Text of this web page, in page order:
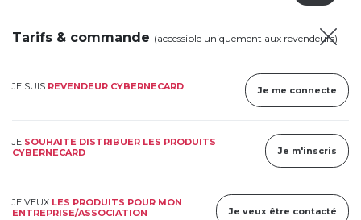
Tarifs & commande (accessible uniquement aux revendeurs)
JE SUIS REVENDEUR CYBERNECARD Je me connecte
JE SOUHAITE DISTRIBUER LES PRODUITS
CYBERNECARD
Je m'inscris
JE VEUX LES PRODUITS POUR MON
ENTREPRISE/ASSOCIATION
Je veux être contacté